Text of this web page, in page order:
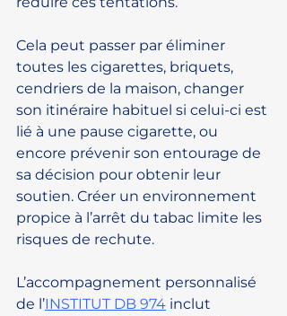
Cela peut passer par éliminer
toutes les cigarettes, briquets,
cendriers de la maison, changer
son itinéraire habituel si celui-ci est
lié à une pause cigarette, ou
encore prévenir son entourage de
sa décision pour obtenir leur
soutien. Créer un environnement
propice à l’arrêt du tabac limite les
risques de rechute.
L’accompagnement personnalisé
de l’INSTITUT DB 974 inclut